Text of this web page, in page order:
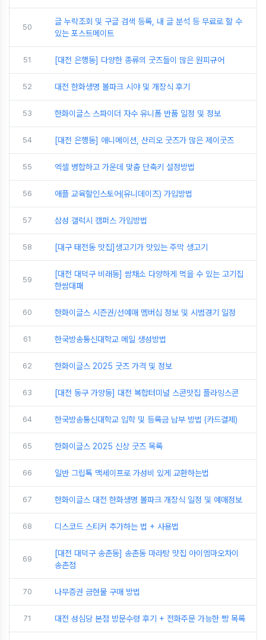
50
글 누락조회 및 구글 검색 등록, 내 글 분석 등 무료로 할 수
있는 포스트메이트
51 [대전 은행동] 다양한 종류의 굿즈들이 많은 원피규어
52 대전 한화생명 볼파크 시야 및 개장식 후기
53 한화이글스 스파이더 자수 유니폼 반품 일정 및 정보
54 [대전 은행동] 애니메이션, 산리오 굿즈가 많은 제이굿즈
55 엑셀 병합하고 가운데 맞춤 단축키 설정방법
56 애플 교육할인스토어(유니데이즈) 가입방법
57 삼성 갤럭시 캠퍼스 가입방법
58 [대구 태전동 맛집]생고기가 맛있는 주막 생고기
59
[대전 대덕구 비래동] 쌈채소 다양하게 먹을 수 있는 고기집
한쌈대패
60 한화이글스 시즌권/선예매 멤버십 정보 및 시범경기 일정
61 한국방송통신대학교 메일 생성방법
62 한화이글스 2025 굿즈 가격 및 정보
63 [대전 동구 가양동] 대전 복합터미널 스콘맛집 플라잉스콘
64 한국방송통신대학교 입학 및 등록금 납부 방법 (카드결제)
65 한화이글스 2025 신상 굿즈 목록
66 일반 그립톡 맥세이프로 가성비 있게 교환하는법
67 한화이글스 대전 한화생명 볼파크 개장식 일정 및 예매정보
68 디스코드 스티커 추가하는 법 + 사용법
69
[대전 대덕구 송촌동] 송촌동 마라탕 맛집 아이엠마오차이
송촌점
70 나무증권 금현물 구매 방법
71 대전 성심당 본점 방문수령 후기 + 전화주문 가능한 빵 목록